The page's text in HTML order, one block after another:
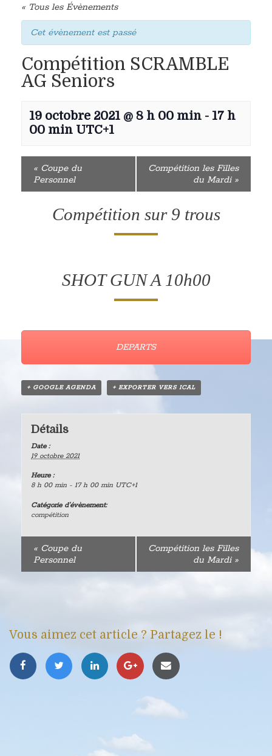
« Tous les Évènements
Cet évènement est passé
Compétition SCRAMBLE
AG Seniors
19 octobre 2021 @ 8 h 00 min - 17 h
00 min UTC+1
«Coupe du
Personnel
Compétition les Filles
du Mardi »
Compétition sur 9 trous
SHOT GUN A 10h00
DEPARTS
+ GOOGLE AGENDA + EXPORTER VERS ICAL
Détails
Date :
19 octobre 2021
Heure :
8 h 00 min - 17 h 00 min UTC+1
Catégorie d’évènement:
compétition
«Coupe du
Personnel
Compétition les Filles
du Mardi »
Vous aimez cet article ? Partagez le !